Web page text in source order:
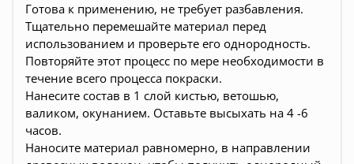
Готова к применению, не требует разбавления.
Тщательно перемешайте материал перед
использованием и проверьте его однородность.
Повторяйте этот процесс по мере необходимости в
течение всего процесса покраски.
Нанесите состав в 1 слой кистью, ветошью,
валиком, окунанием. Оставьте высыхать на 4 -6
часов.
Наносите материал равномерно, в направлении